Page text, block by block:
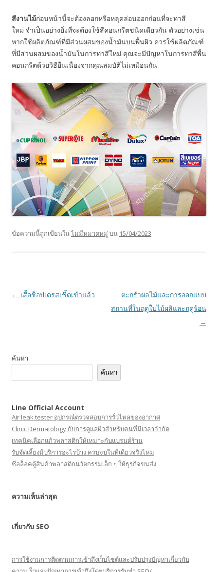
สีงานไม้ก่อนหน้านี้จะต้องลอกหรือหลุดล่อนออกก่อนที่จะทาสี
ใหม่ จำเป็นอย่างยิ่งที่จะต้องใช้สีคอนกรีตชนิดเดียวกัน ตัวอย่างเช่น
หากใช้ผลิตภัณฑ์ที่มีส่วนผสมของน้ำมันบนพื้นผิว ควรใช้ผลิตภัณฑ์
ที่มีส่วนผสมของน้ำมันในการทาสีใหม่ คุณจะมีปัญหาในการทาสีพื้น
คอนกรีตด้วยวิธีอื่นเนื่องจากคุณสมบัติไม่เหมือนกัน
ข้อความนี้ถูกเขียนในไม่มีหมวดหมู่ บน 15/04/2023
เมนู
← เสื้อช็อปเดรสเชิ้ตเข้าแล้ว
ตะกร้าผลไม้และการออกแบบ
สถานที่ในฤดูใบไม้ผลิและฤดูร้อน
→
ค้นหา
ค้นหา
Line Official Account
Air leak tester อุปกรณ์ตรวจสอบการรั่วไหลของอากาศ
Clinic Dermatology กับการดูแลผิวสำหรับคนที่มีเวลาจำกัด
เทคนิคเลือกแก้วพลาสติกให้เหมาะกับแบรนด์ร้าน
รับจัดเลี้ยงมีบริการอะไรบ้าง ครบจบในที่เดียวจริงไหม
ซีลล็อคตู้สินค้าพลาสติกนวัตกรรมเล็ก ๆ ให้ธุรกิจขนส่ง
ความเห็นล่าสุด
เกี่ยวกับ SEO
การใช้งานการติดตามการเข้าถึงเว็บไซต์และปรับปรุงปัญหาเกี่ยวกับ